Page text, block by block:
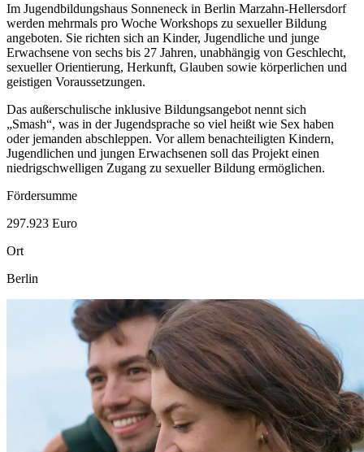
Im Jugendbildungshaus Sonneneck in Berlin Marzahn-Hellersdorf
werden mehrmals pro Woche Workshops zu sexueller Bildung
angeboten. Sie richten sich an Kinder, Jugendliche und junge
Erwachsene von sechs bis 27 Jahren, unabhängig von Geschlecht,
sexueller Orientierung, Herkunft, Glauben sowie körperlichen und
geistigen Voraussetzungen.
Das außerschulische inklusive Bildungsangebot nennt sich
„Smash“, was in der Jugendsprache so viel heißt wie Sex haben
oder jemanden abschleppen. Vor allem benachteiligten Kindern,
Jugendlichen und jungen Erwachsenen soll das Projekt einen
niedrigschwelligen Zugang zu sexueller Bildung ermöglichen.
Fördersumme
297.923 Euro
Ort
Berlin